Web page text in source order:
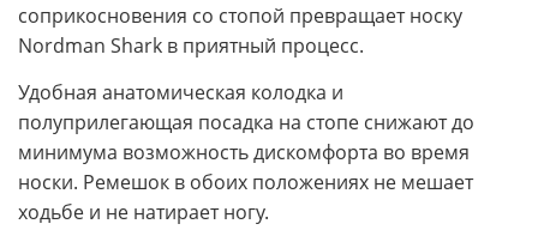
соприкосновения со стопой превращает носку
Nordman Shark в приятный процесс.
Удобная анатомическая колодка и
полуприлегающая посадка на стопе снижают до
минимума возможность дискомфорта во время
носки. Ремешок в обоих положениях не мешает
ходьбе и не натирает ногу.